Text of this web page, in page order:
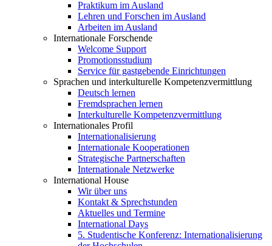
Praktikum im Ausland
Lehren und Forschen im Ausland
Arbeiten im Ausland
Internationale Forschende
Welcome Support
Promotionsstudium
Service für gastgebende Einrichtungen
Sprachen und interkulturelle Kompetenzvermittlung
Deutsch lernen
Fremdsprachen lernen
Interkulturelle Kompetenzvermittlung
Internationales Profil
Internationalisierung
Internationale Kooperationen
Strategische Partnerschaften
Internationale Netzwerke
International House
Wir über uns
Kontakt & Sprechstunden
Aktuelles und Termine
International Days
5. Studentische Konferenz: Internationalisierung